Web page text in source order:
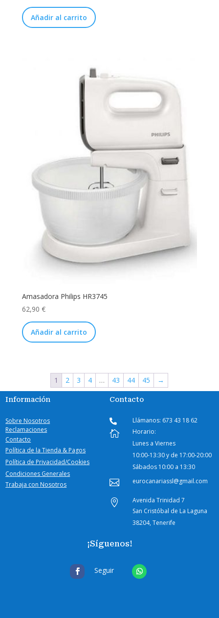
Añadir al carrito
Amasadora Philips HR3745
62,90 €
Añadir al carrito
1 2 3 4 … 43 44 45 →
Información
Sobre Nosotros
Reclamaciones
Contacto
Política de la Tienda & Pagos
Política de Privacidad/Cookies
Condiciones Generales
Trabaja con Nosotros
Contacto
 Llámanos: 673 43 18 62

Horario:
Lunes a Viernes
10:00-13:30 y de 17:00-20:00
Sábados 10:00 a 13:30
 eurocanariassl@gmail.com

Avenida Trinidad 7
San Cristóbal de La Laguna
38204, Tenerife
¡Síguenos!
Seguir